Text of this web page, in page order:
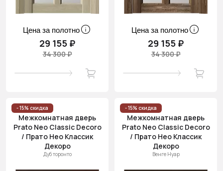
Цена за полотно
29 155 ₽
34 300 ₽
Цена за полотно
29 155 ₽
34 300 ₽
- 15% скидка
Межкомнатная дверь
Prato Neo Classic Decoro
/ Прато Нео Классик
Декоро
Дуб торонто
- 15% скидка
Межкомнатная дверь
Prato Neo Classic Decoro
/ Прато Нео Классик
Декоро
Венге Нуар